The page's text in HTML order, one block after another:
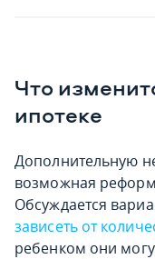
Что
ипотеке
Дополнительную
возможная
Обсуждается
зависеть от
ребенком они